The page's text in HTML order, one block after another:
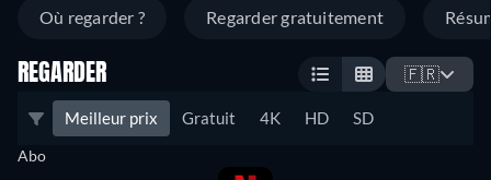
Où regarder ? Regarder gratuitement
REGARDER 🇫🇷
Meilleur prix Gratuit 4K HD SD
Abo